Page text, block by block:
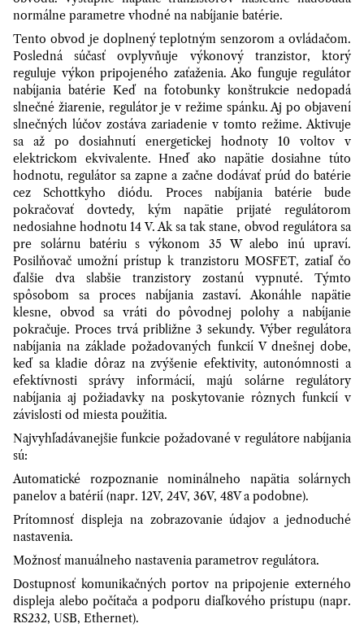
normálne parametre vhodné na nabíjanie batérie.
Tento obvod je doplnený teplotným senzorom a ovládačom.
Posledná súčasť ovplyvňuje výkonový tranzistor, ktorý
reguluje výkon pripojeného zaťaženia. Ako funguje regulátor
nabíjania batérie Keď na fotobunky konštrukcie nedopadá
slnečné žiarenie, regulátor je v režime spánku. Aj po objavení
slnečných lúčov zostáva zariadenie v tomto režime. Aktivuje
sa až po dosiahnutí energetickej hodnoty 10 voltov v
elektrickom ekvivalente. Hneď ako napätie dosiahne túto
hodnotu, regulátor sa zapne a začne dodávať prúd do batérie
cez Schottkyho diódu. Proces nabíjania batérie bude
pokračovať dovtedy, kým napätie prijaté regulátorom
nedosiahne hodnotu 14 V. Ak sa tak stane, obvod regulátora sa
pre solárnu batériu s výkonom 35 W alebo inú upraví.
Posilňovač umožní prístup k tranzistoru MOSFET, zatiaľ čo
ďalšie dva slabšie tranzistory zostanú vypnuté. Týmto
spôsobom sa proces nabíjania zastaví. Akonáhle napätie
klesne, obvod sa vráti do pôvodnej polohy a nabíjanie
pokračuje. Proces trvá približne 3 sekundy. Výber regulátora
nabíjania na základe požadovaných funkcií V dnešnej dobe,
keď sa kladie dôraz na zvýšenie efektivity, autonómnosti a
efektívnosti správy informácií, majú solárne regulátory
nabíjania aj požiadavky na poskytovanie rôznych funkcií v
závislosti od miesta použitia.
Najvyhľadávanejšie funkcie požadované v regulátore nabíjania
sú:
Automatické rozpoznanie nominálneho napätia solárnych
panelov a batérií (napr. 12V, 24V, 36V, 48V a podobne).
Prítomnosť displeja na zobrazovanie údajov a jednoduché
nastavenia.
Možnosť manuálneho nastavenia parametrov regulátora.
Dostupnosť komunikačných portov na pripojenie externého
displeja alebo počítača a podporu diaľkového prístupu (napr.
RS232, USB, Ethernet).